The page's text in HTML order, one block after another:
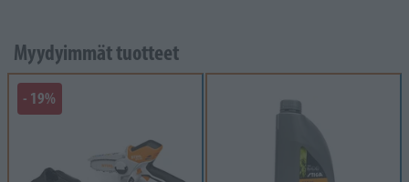
Myydyimmät tuotteet
- 19%